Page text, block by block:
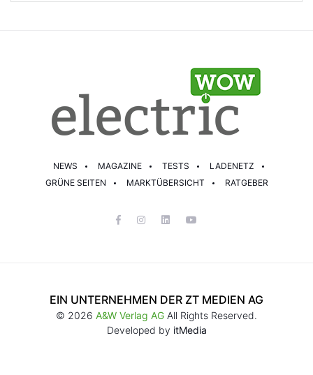
NEWS MAGAZINE TESTS
LADENETZ
GRÜNE SEITEN
MARKTÜBERSICHT RATGEBER
EIN UNTERNEHMEN DER ZT MEDIEN AG
© 2026 A&W Verlag AG All Rights Reserved.
Developed by itMedia